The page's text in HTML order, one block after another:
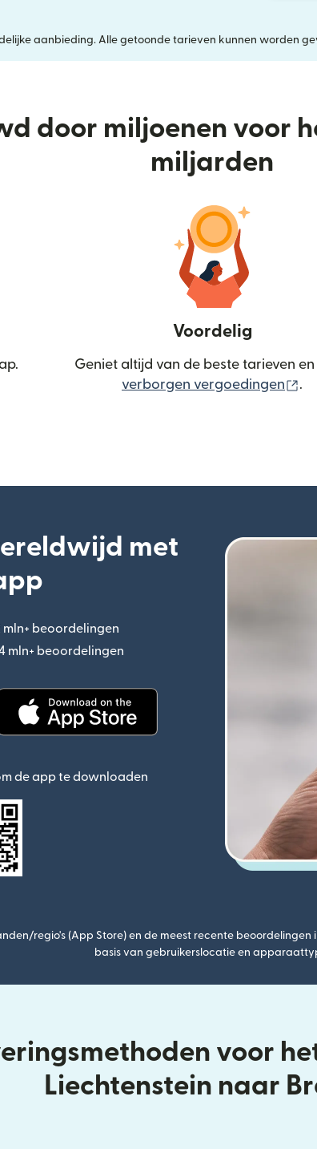
aanbieding. Alle getoonde tarieven kunnen worden
door miljoenen voor
miljarden
Voordelig
Geniet altijd van de beste tarieven en
verborgen vergoedingen
.
met
mln+ beoordelingen
mln+ beoordelingen
de app te downloaden
regio's (App Store) en de meest recente beoordelingen
basis van gebruikerslocatie en
voor
Liechtenstein naar